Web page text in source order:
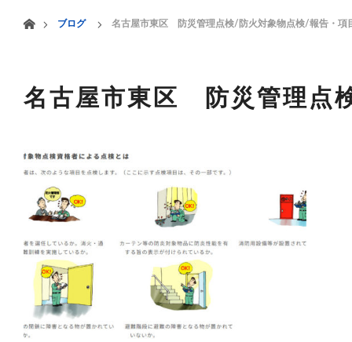
HOME 業務案内
ブログ
名古屋市東区 防災管理点検/防火対象物点検/報告・項
名古屋市東区 防災管理点